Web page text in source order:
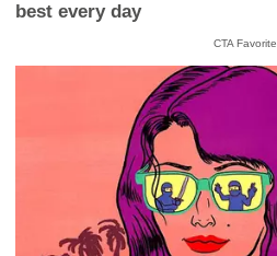
best every day
CTA Favorite